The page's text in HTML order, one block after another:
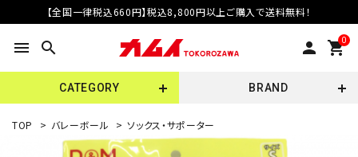
【全国一律税込660円】税込8,800円以上ご購入で送料無料！
menu search person 0
shopping_cart
CATEGORY BRAND
TOP > バレーボール > ソックス・サポーター